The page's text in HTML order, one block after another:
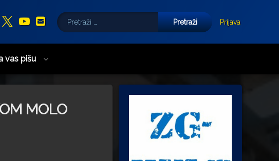
X.com
YouTube
E-mail
Pretraži:
Prijava
vas pišu
MOLO